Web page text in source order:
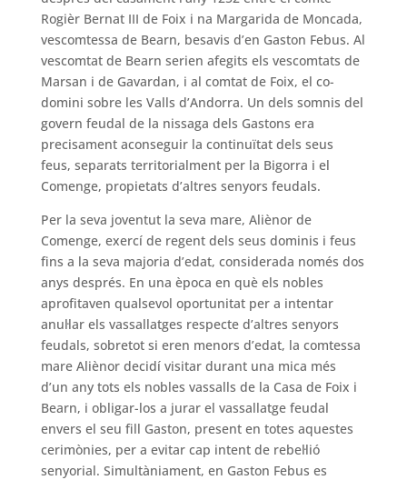
Rogièr Bernat III de Foix i na Margarida de Moncada,
vescomtessa de Bearn, besavis d’en Gaston Febus. Al
vescomtat de Bearn serien afegits els vescomtats de
Marsan i de Gavardan, i al comtat de Foix, el co-
domini sobre les Valls d’Andorra. Un dels somnis del
govern feudal de la nissaga dels Gastons era
precisament aconseguir la continuïtat dels seus
feus, separats territorialment per la Bigorra i el
Comenge, propietats d’altres senyors feudals.
Per la seva joventut la seva mare, Aliènor de
Comenge, exercí de regent dels seus dominis i feus
fins a la seva majoria d’edat, considerada només dos
anys després. En una època en què els nobles
aprofitaven qualsevol oportunitat per a intentar
anul·lar els vassallatges respecte d’altres senyors
feudals, sobretot si eren menors d’edat, la comtessa
mare Aliènor decidí visitar durant una mica més
d’un any tots els nobles vassalls de la Casa de Foix i
Bearn, i obligar-los a jurar el vassallatge feudal
envers el seu fill Gaston, present en totes aquestes
cerimònies, per a evitar cap intent de rebel·lió
senyorial. Simultàniament, en Gaston Febus es